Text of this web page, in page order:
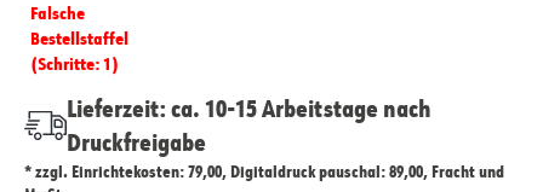
Falsche
Bestellstaffel
(Schritte: 1)
Lieferzeit: ca. 10-15 Arbeitstage nach
Druckfreigabe
* zzgl. Einrichtekosten: 79,00, Digitaldruck pauschal: 89,00, Fracht und